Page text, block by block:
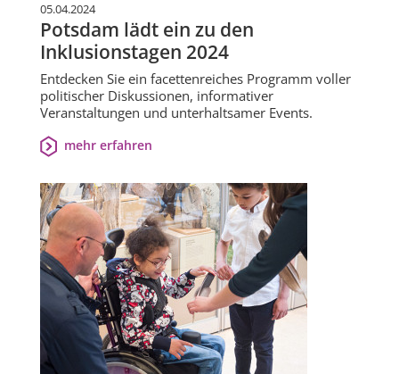
05.04.2024
Potsdam lädt ein zu den
Inklusionstagen 2024
Entdecken Sie ein facettenreiches Programm voller
politischer Diskussionen, informativer
Veranstaltungen und unterhaltsamer Events.
mehr erfahren